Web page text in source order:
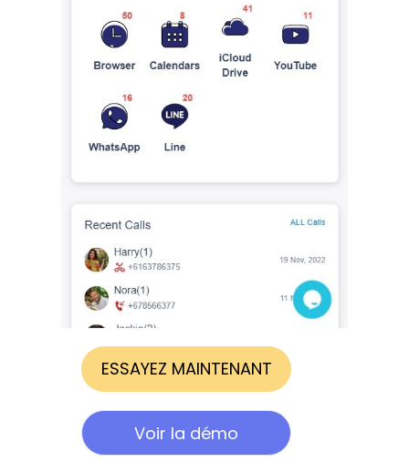
ESSAYEZ MAINTENANT
Voir la démo